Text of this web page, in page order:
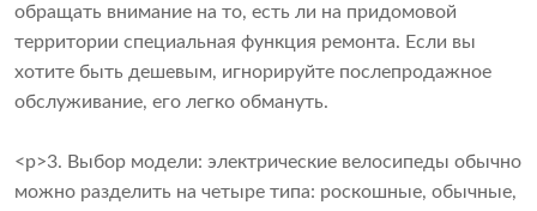
обращать внимание на то, есть ли на придомовой
территории специальная функция ремонта. Если вы
хотите быть дешевым, игнорируйте послепродажное
обслуживание, его легко обмануть.
<р>3. Выбор модели: электрические велосипеды обычно
можно разделить на четыре типа: роскошные, обычные,